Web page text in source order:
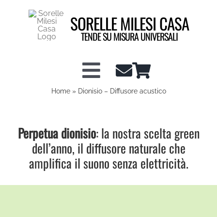
SORELLE MILESI CASA
TENDE SU MISURA UNIVERSALI
Toggle
Shop tende a vetro
Shop Tendaggi
Info tecniche
Home» Dionisio – Diffusore acustico
Perpetua dionisio: la nostra scelta green
dell’anno, il diffusore naturale che
amplifica il suono senza elettricità.